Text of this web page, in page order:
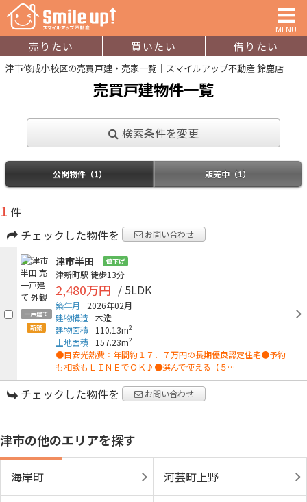
MENU
売りたい 買いたい 借りたい
津市修成小校区の売買戸建・売家一覧｜スマイルアップ不動産 鈴鹿店
売買戸建物件一覧
検索条件を変更
公開物件（1） 販売中（1）
1 件
チェックした物件を
お問い合わせ
一戸建て
新築
津市半田 値下げ
津新町駅 徒歩13分
2,480万円 / 5LDK
築年月
2026年02月
建物構造 木造
建物面積
110.13m2
土地面積 157.23m2
●目安光熱費：年間約１７．７万円の長期優良認定住宅●予約
も相談もＬＩＮＥでＯＫ♪●選んで使える【５…
チェックした物件を お問い合わせ
津市の他のエリアを探す
海岸町 河芸町上野